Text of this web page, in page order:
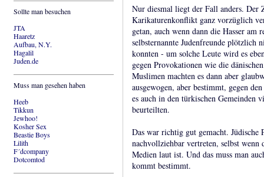
Sollte man besuchen
JTA
Haaretz
Aufbau, N.Y.
Hagalil
Juden.de
Muss man gesehen haben
Heeb
Tikkun
Jewhoo!
Kosher Sex
Beastie Boys
Lilith
F´dcompany
Dotcomtod
Nur diesmal liegt der Fall anders. Der
Karikaturenkonflikt ganz vorzüglich
getan, auch wenn dann die Hasser am
selbsternannte Judenfreunde plötzlich
konnten - um solche Leute wird es
gegen Provokationen wie die
Muslimen machten es dann aber
ausgewogen, aber bestimmt, gegen
es auch in den türkischen Gemeinden
beurteilten.
Das war richtig gut gemacht.
nachvollziehbar vertreten, selbst wenn
Medien laut ist. Und das muss man
kommt bestimmt.